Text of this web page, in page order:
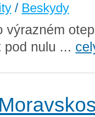
/ Beskydy
výrazném
nulu ...